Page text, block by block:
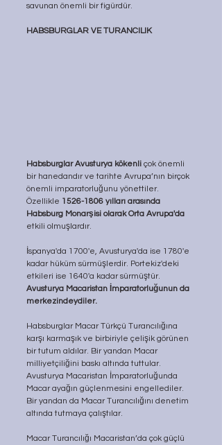
savunan önemli bir figürdür.
HABSBURGLAR VE TURANCILIK
Habsburglar Avusturya kökenli çok önemli
bir hanedandır ve tarihte Avrupa’nın birçok
önemli imparatorluğunu yönettiler.
Özellikle 1526-1806 yılları arasında
Habsburg Monarşisi olarak Orta Avrupa'da
etkili olmuşlardır.
İspanya'da 1700'e, Avusturya'da ise 1780'e
kadar hüküm sürmüşlerdir. Portekiz'deki
etkileri ise 1640'a kadar sürmüştür.
Avusturya Macaristan İmparatorluğunun da
merkezindeydiler.
Habsburglar Macar Türkçü Turancılığına
karşı karmaşık ve birbiriyle çelişik görünen
bir tutum aldılar. Bir yandan Macar
milliyetçiliğini baskı altında tuttular.
Avusturya Macaristan İmparatorluğunda
Macar ayağın güçlenmesini engellediler.
Bir yandan da Macar Turancılığını denetim
altında tutmaya çalıştılar.
Macar Turancılığı Macaristan’da çok güçlü